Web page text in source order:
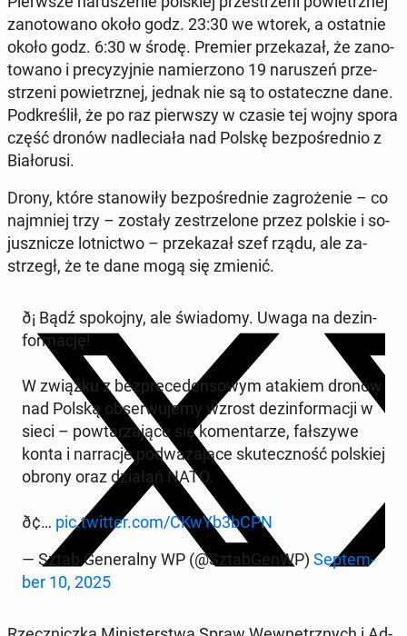
za­no­to­wa­no około godz. 23:30 we wtorek, a ostat­nie
około godz. 6:30 w środę. Premier prze­ka­zał, że za­no­
to­wa­no i pre­cy­zyj­nie na­mie­rzo­no 19 na­ru­szeń prze­
strze­ni po­wietrz­nej, jednak nie są to osta­tecz­ne dane.
Pod­kre­ślił, że po raz pierw­szy w czasie tej wojny spora
część dronów nad­le­cia­ła nad Polskę bez­po­śred­nio z
Bia­ło­ru­si.
Drony, które sta­no­wi­ły bez­po­śred­nie za­gro­że­nie – co
naj­mniej trzy – zostały ze­strze­lo­ne przez polskie i so­
jusz­ni­cze lot­nic­two – prze­ka­zał szef rządu, ale za­
strzegł, że te dane mogą się zmienić.
ð¡️ Bądź spo­koj­ny, ale świa­do­my. Uwaga na dez­in­
for­ma­cję!
W związku z bez­pre­ce­den­so­wym atakiem dronów
nad Polską ob­ser­wu­je­my wzrost dez­in­for­ma­cji w
sieci – po­wta­rza­ją­ce się ko­men­ta­rze, fał­szy­we
konta i nar­ra­cje pod­wa­ża­ją­ce sku­tecz­ność pol­skiej
obrony oraz działań NATO.
ð¢… pic.twitter.com/CKwYb3bCPN
— Sztab Ge­ne­ral­ny WP (@Sztab­GenWP) Sep­tem­
ber 10, 2025